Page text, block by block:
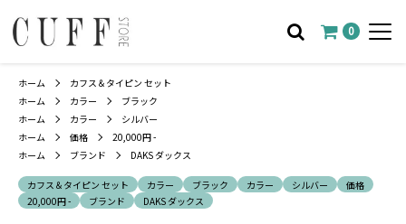
0
ホーム
カフス＆タイピン セット
ホーム
カラー
ブラック
ホーム
カラー
シルバー
ホーム
価格
20,000円 -
ホーム
ブランド DAKS ダックス
カフス＆タイピン セット カラー ブラック カラー シルバー
価格
20,000円 -
ブランド DAKS ダックス